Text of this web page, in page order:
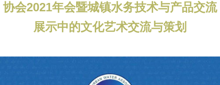
协会2021年会暨城镇水务技术与产品交流
展示中的文化艺术交流与策划